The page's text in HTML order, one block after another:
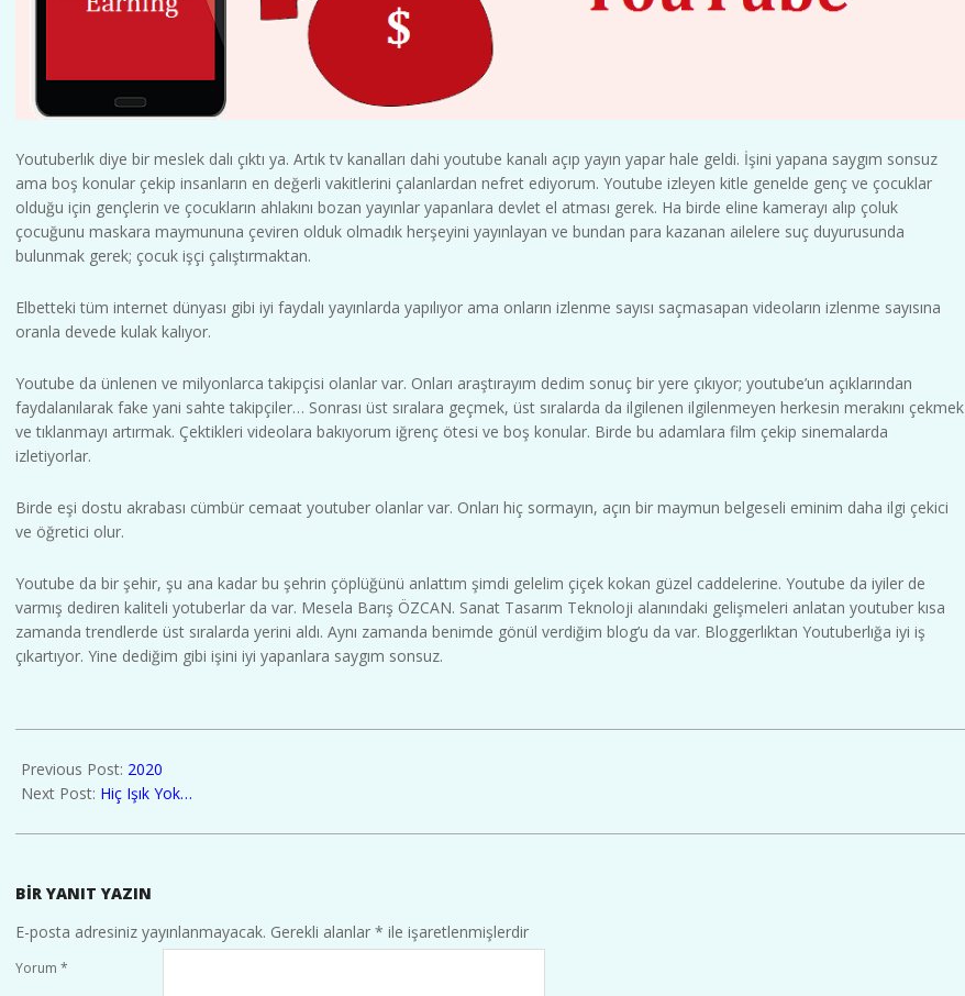
Youtuberlık diye bir meslek dalı çıktı ya. Artık tv kanalları dahi youtube kanalı açıp yayın yapar hale geldi. İşini yapana saygım sonsuz
ama boş konular çekip insanların en değerli vakitlerini çalanlardan nefret ediyorum. Youtube izleyen kitle genelde genç ve çocuklar
olduğu için gençlerin ve çocukların ahlakını bozan yayınlar yapanlara devlet el atması gerek. Ha birde eline kamerayı alıp çoluk
çocuğunu maskara maymununa çeviren olduk olmadık herşeyini yayınlayan ve bundan para kazanan ailelere suç duyurusunda
bulunmak gerek; çocuk işçi çalıştırmaktan.
Elbetteki tüm internet dünyası gibi iyi faydalı yayınlarda yapılıyor ama onların izlenme sayısı saçmasapan videoların izlenme sayısına
oranla devede kulak kalıyor.
Youtube da ünlenen ve milyonlarca takipçisi olanlar var. Onları araştırayım dedim sonuç bir yere çıkıyor; youtube’un açıklarından
faydalanılarak fake yani sahte takipçiler… Sonrası üst sıralara geçmek, üst sıralarda da ilgilenen ilgilenmeyen herkesin merakını çekmek
ve tıklanmayı artırmak. Çektikleri videolara bakıyorum iğrenç ötesi ve boş konular. Birde bu adamlara film çekip sinemalarda
izletiyorlar.
Birde eşi dostu akrabası cümbür cemaat youtuber olanlar var. Onları hiç sormayın, açın bir maymun belgeseli eminim daha ilgi çekici
ve öğretici olur.
Youtube da bir şehir, şu ana kadar bu şehrin çöplüğünü anlattım şimdi gelelim çiçek kokan güzel caddelerine. Youtube da iyiler de
varmış dediren kaliteli yotuberlar da var. Mesela Barış ÖZCAN. Sanat Tasarım Teknoloji alanındaki gelişmeleri anlatan youtuber kısa
zamanda trendlerde üst sıralarda yerini aldı. Aynı zamanda benimde gönül verdiğim blog’u da var. Bloggerlıktan Youtuberlığa iyi iş
çıkartıyor. Yine dediğim gibi işini iyi yapanlara saygım sonsuz.
01-
01
Previous Post: 2020
Next Post: Hiç Işık Yok…
BIR YANIT YAZIN
E-posta adresiniz yayınlanmayacak. Gerekli alanlar * ile işaretlenmişlerdir
Yorum *